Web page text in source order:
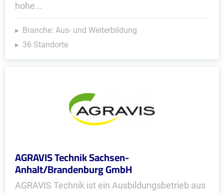
hohe...
Branche: Aus- und Weiterbildung
36 Standorte
AGRAVIS Technik Sachsen-
Anhalt/Brandenburg GmbH
AGRAVIS Technik ist ein Ausbildungsbetrieb aus